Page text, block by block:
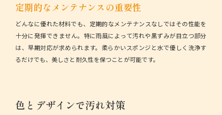
定期的なメンテナンスの重要性
どんなに優れた材料でも、定期的なメンテナンスなしではその性能を
十分に発揮できません。特に雨風によって汚れや黒ずみが目立つ部分
は、早期対応が求められます。柔らかいスポンジと水で優しく洗浄す
るだけでも、美しさと耐久性を保つことが可能です。
色とデザインで汚れ対策